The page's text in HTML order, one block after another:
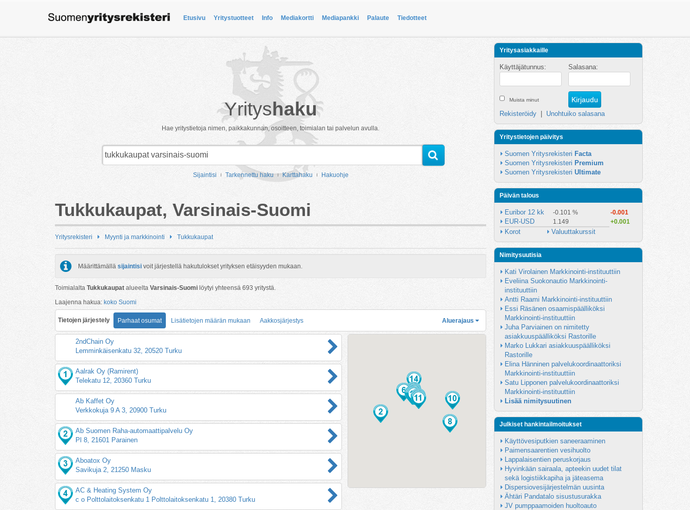
Etusivu Yritystuotteet Info Mediakortti Mediapankki Palaute Tiedotteet
Yrityshaku
Hae yritystietoja nimen, paikkakunnan, osoitteen, toimialan tai palvelun avulla.
Sijaintisi Tarkennettu haku Karttahaku Hakuohje
Tukkukaupat, Varsinais-Suomi
Yritysrekisteri Myynti ja markkinointi Tukkukaupat
Määrittämällä sijaintisi voit järjestellä hakutulokset yrityksen etäisyyden mukaan.
Toimialalta Tukkukaupat alueelta Varsinais-Suomi löytyi yhteensä 693 yritystä.
Laajenna hakua: koko Suomi
Tietojen järjestely Parhaat osumat Lisätietojen määrän mukaan Aakkosjärjestys Aluerajaus
2ndChain Oy
Lemminkäisenkatu 32, 20520 Turku
Aalrak Oy (Ramirent)
Telekatu 12, 20360 Turku
Ab Kaffet Oy
Verkkokuja 9 A 3, 20900 Turku
Ab Suomen Raha-automaattipalvelu Oy
Pl 8, 21601 Parainen
Aboatox Oy
Savikuja 2, 21250 Masku
AC & Heating System Oy
c o Polttolaitoksenkatu 1 Polttolaitoksenkatu 1, 20380 Turku
Yritysasiakkaille
Käyttäjätunnus: Salasana:
Muista minut
Rekisteröidy Unohtuiko salasana
Yritystietojen päivitys
Suomen Yritysrekisteri Facta
Suomen Yritysrekisteri Premium
Suomen Yritysrekisteri Ultimate
Päivän talous
Euribor 12 kk -0.101 % -0.001
EUR-USD 1.149 +0.001
Korot Valuuttakurssit
Nimitysuutisia
Kati Virolainen Markkinointi-instituuttiin
Eveliina Suokonautio Markkinointi-
instituuttiin
Antti Raami Markkinointi-instituuttiin
Essi Räsänen osaamispäälliköksi
Markkinointi-instituuttiin
Juha Parviainen on nimitetty
asiakkuuspäälliköksi Rastorille
Marko Lukkari asiakkuuspäälliköksi
Rastorille
Elina Hänninen palvelukoordinaattoriksi
Markkinointi-instituuttiin
Satu Lipponen palvelukoordinaattoriksi
Markkinointi-instituuttiin
Lisää nimitysuutinen
Julkiset hankintailmoitukset
Käyttövesiputkien saneeraaminen
Paimensaarentien vesihuolto
Lappalaisentien peruskorjaus
Hyvinkään sairaala, apteekin uudet tilat
sekä logistiikkapiha ja jäteasema
Dispersiovesijärjestelmän uusinta
Ähtäri Pandatalo sisustusurakka
JV pumppaamoiden huoltoauto